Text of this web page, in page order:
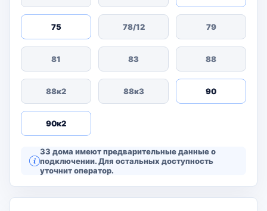
75 78/12 79
81 83 88
88к2 88к3 90
90к2
33 дома имеют предварительные данные о
подключении. Для остальных доступность
уточнит оператор.